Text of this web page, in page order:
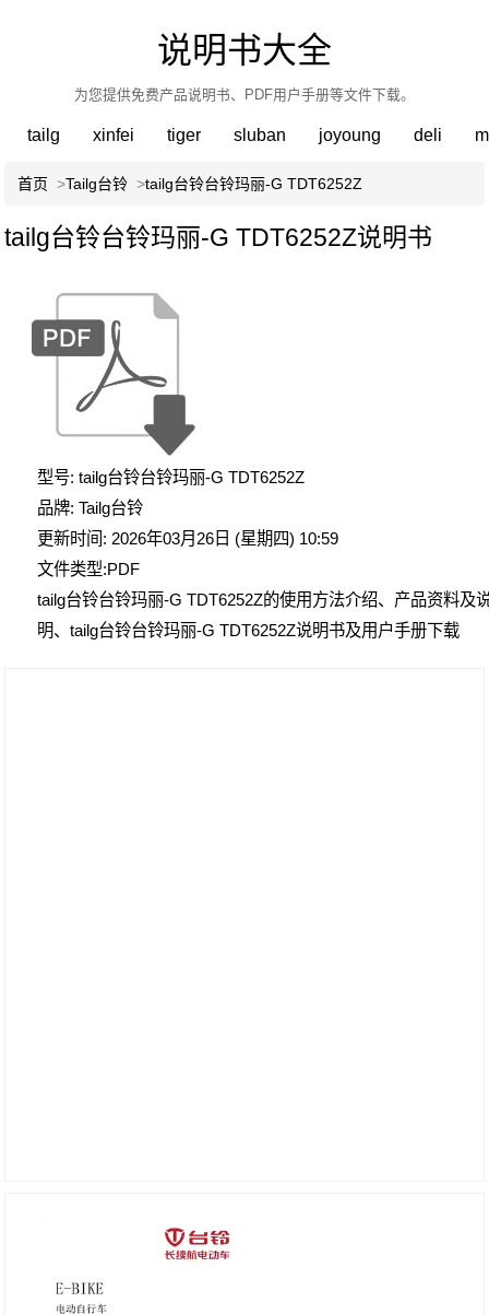
说明书大全
为您提供免费产品说明书、PDF用户手册等文件下载。
tailg xinfei tiger sluban joyoung deli
首页 >Tailg台铃 >tailg台铃台铃玛丽-G TDT6252Z
tailg台铃台铃玛丽-G TDT6252Z说明书
型号: tailg台铃台铃玛丽-G TDT6252Z
品牌: Tailg台铃
更新时间: 2026年03月26日 (星期四) 10:59
文件类型:PDF
tailg台铃台铃玛丽-G TDT6252Z的使用方法介绍、产品资料及
明、tailg台铃台铃玛丽-G TDT6252Z说明书及用户手册下载